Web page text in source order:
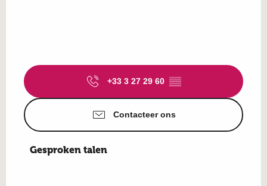
+33 3 27 29 60 ▒▒
Contacteer ons
Gesproken talen
Gesproken talen